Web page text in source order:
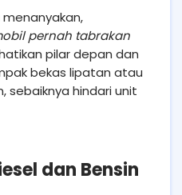
pernah tabrakan
pilar depan dan
bekas lipatan atau
sebaiknya hindari unit
dan Bensin